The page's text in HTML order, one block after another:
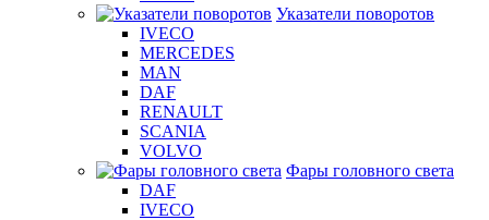
Указатели поворотов
IVECO
MERCEDES
MAN
DAF
RENAULT
SCANIA
VOLVO
Фары головного света
DAF
IVECO